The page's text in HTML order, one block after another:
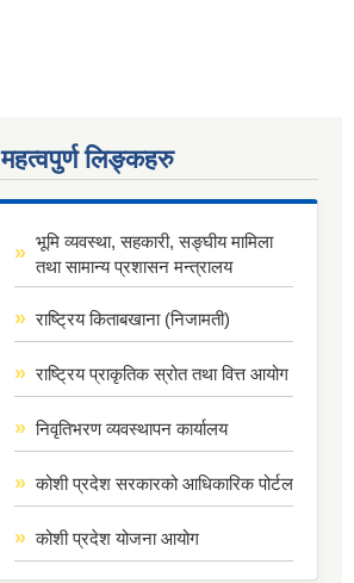
महत्वपुर्ण लिङ्कहरु
भूमि व्यवस्था, सहकारी, सङ्घीय मामिला
तथा सामान्य प्रशासन मन्त्रालय
राष्ट्रिय किताबखाना (निजामती)
राष्ट्रिय प्राकृतिक स्रोत तथा वित्त आयोग
निवृतिभरण व्यवस्थापन कार्यालय
कोशी प्रदेश सरकारको आधिकारिक पोर्टल
कोशी प्रदेश योजना आयोग